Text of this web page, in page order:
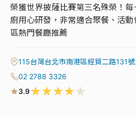
榮獲世界披薩比賽第三名殊榮！每
廚用心研發，非常適合聚餐、活
區熱門餐廳推薦
115台灣台北市南港區經貿二路131號
02 2788 3326
3.9★★★★★